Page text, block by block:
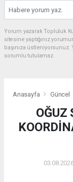
Yorum yazarak Topluluk
sitesine yaptığınız
başınıza
sorumlu tutulamaz.
Anasayfa Güncel
OĞUZ